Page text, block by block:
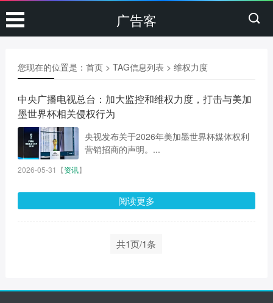
广告客
您现在的位置是： 首页> TAG信息列表 > 维权力度
中央广播电视总台：加大监控和维权力度，打击与美加
墨世界杯相关侵权行为
央视发布关于2026年美加墨世界杯媒体权利
营销招商的声明。...
2026-05-31 【资讯】
阅读更多
共1页/1条